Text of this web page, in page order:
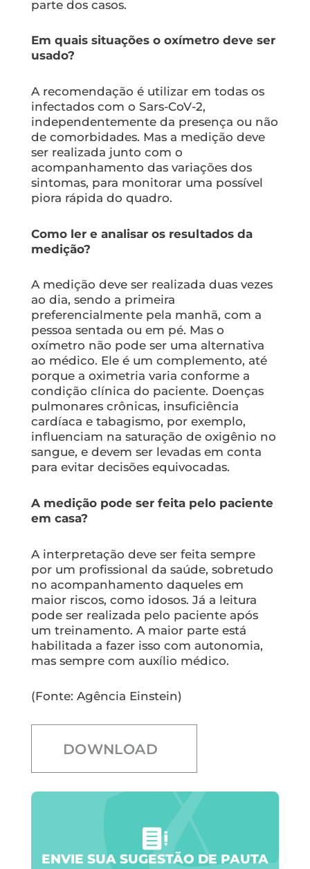
parte dos casos.
Em quais situações o oxímetro deve ser
usado?
A recomendação é utilizar em todas os
infectados com o Sars-CoV-2,
independentemente da presença ou não
de comorbidades. Mas a medição deve
ser realizada junto com o
acompanhamento das variações dos
sintomas, para monitorar uma possível
piora rápida do quadro.
Como ler e analisar os resultados da
medição?
A medição deve ser realizada duas vezes
ao dia, sendo a primeira
preferencialmente pela manhã, com a
pessoa sentada ou em pé. Mas o
oxímetro não pode ser uma alternativa
ao médico. Ele é um complemento, até
porque a oximetria varia conforme a
condição clínica do paciente. Doenças
pulmonares crônicas, insuficiência
cardíaca e tabagismo, por exemplo,
influenciam na saturação de oxigênio no
sangue, e devem ser levadas em conta
para evitar decisões equivocadas.
A medição pode ser feita pelo paciente
em casa?
A interpretação deve ser feita sempre
por um profissional da saúde, sobretudo
no acompanhamento daqueles em
maior riscos, como idosos. Já a leitura
pode ser realizada pelo paciente após
um treinamento. A maior parte está
habilitada a fazer isso com autonomia,
mas sempre com auxílio médico.
(Fonte: Agência Einstein)
DOWNLOAD
ENVIE SUA SUGESTÃO DE PAUTA